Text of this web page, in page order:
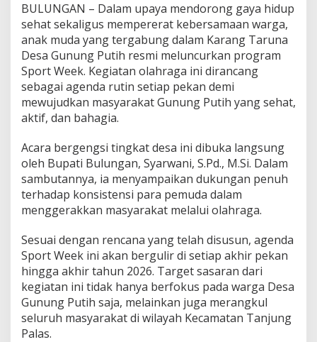
D
e
s
a
G
u
n
n
g
u
t
h
G
e
a
r
S
p
o
r
t
W
BULUNGAN – Dalam upaya mendorong gaya hidup
sehat sekaligus mempererat kebersamaan warga,
anak muda yang tergabung dalam Karang Taruna
Desa Gunung Putih resmi meluncurkan program
Sport Week. Kegiatan olahraga ini dirancang
sebagai agenda rutin setiap pekan demi
mewujudkan masyarakat Gunung Putih yang sehat,
aktif, dan bahagia.
Acara bergengsi tingkat desa ini dibuka langsung
oleh Bupati Bulungan, Syarwani, S.Pd., M.Si. Dalam
sambutannya, ia menyampaikan dukungan penuh
terhadap konsistensi para pemuda dalam
menggerakkan masyarakat melalui olahraga.
Sesuai dengan rencana yang telah disusun, agenda
Sport Week ini akan bergulir di setiap akhir pekan
hingga akhir tahun 2026. Target sasaran dari
kegiatan ini tidak hanya berfokus pada warga Desa
Gunung Putih saja, melainkan juga merangkul
seluruh masyarakat di wilayah Kecamatan Tanjung
Palas.